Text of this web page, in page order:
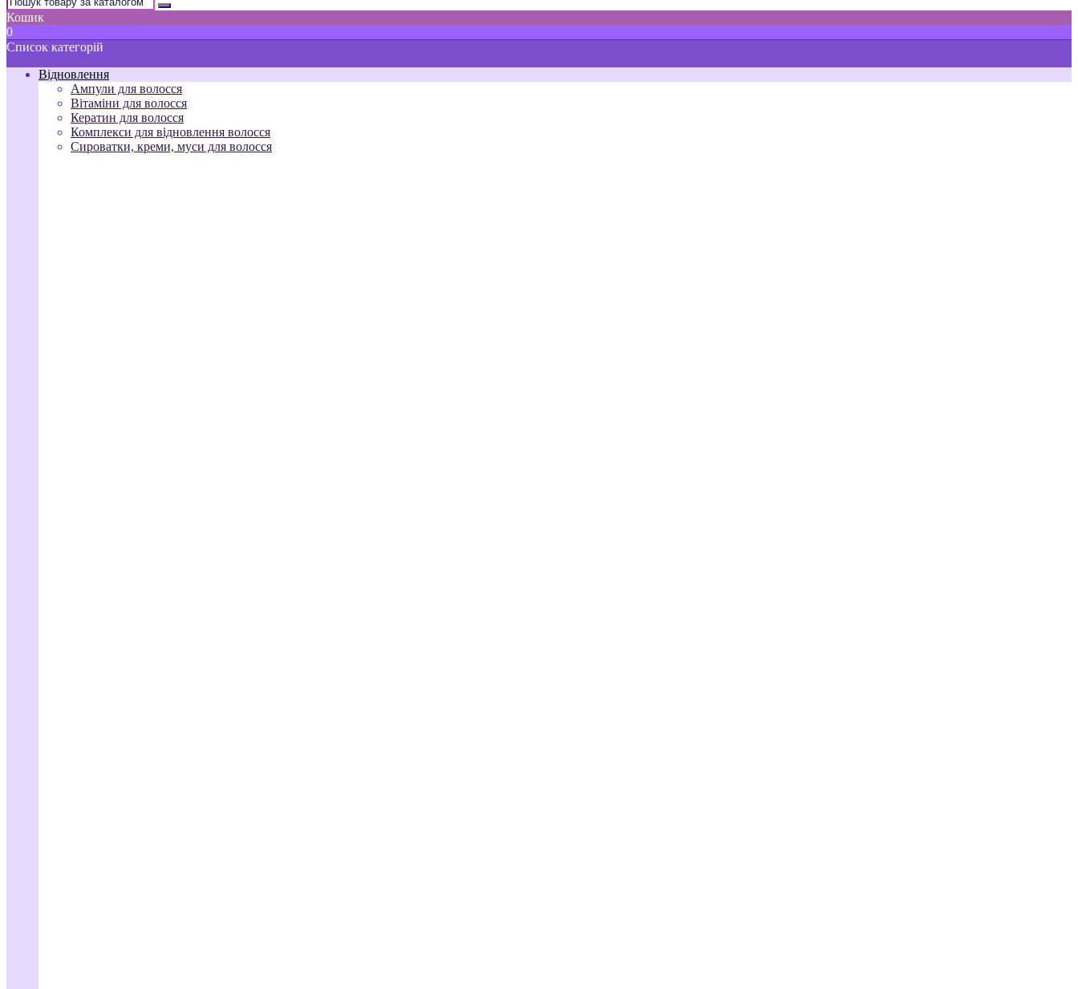
Кошик
0
Список категорій
Відновлення
Ампули для волосся
Вітаміни для волосся
Кератин для волосся
Комплекси для відновлення волосся
Сироватки, креми, муси для волосся